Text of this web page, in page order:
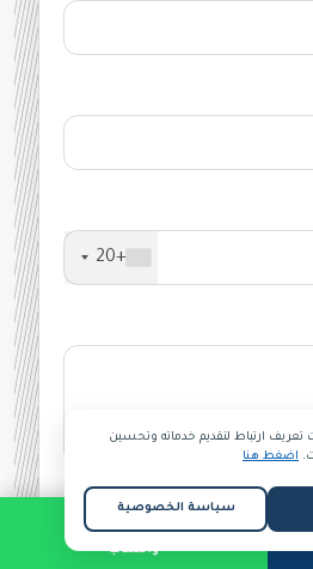
+20
إرسال
واتساب
ارتباط لتقديم خدماته وتحسين
اضغط هنا
سياسة الخصوصية